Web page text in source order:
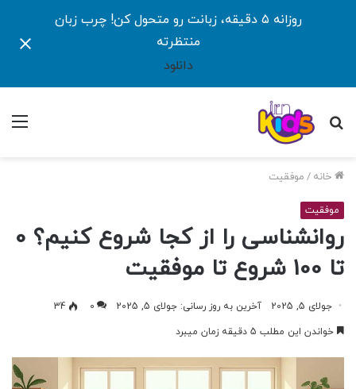
روزانه ۵ دقیقه، زبانت رو متحول کن! چرب زبان
منتظرته
دانلود
جستجو
خانه / موفقیت
موفقیت
روانشناسی را از کجا شروع کنیم؟ 0
تا 100 شروع تا موفقیت
جولای 5, 2025 آخرین به روز رسانی: جولای 5, 2025 0
34
خواندن این مطلب 5 دقیقه زمان میبرد